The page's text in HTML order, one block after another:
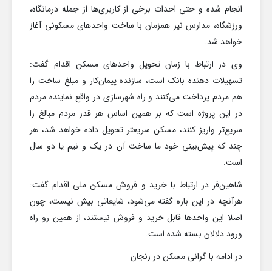
انجام شده و حتی احداث برخی از کاربری‌ها از جمله درمانگاه،
ورزشگاه، مدارس نیز همزمان با ساخت واحدهای مسکونی آغاز
خواهد شد.
وی در ارتباط با زمان تحویل واحدهای مسکن اقدام گفت:
تسهیلات دهنده بانک است، سازنده پیمان‌کار و مبلغ ساخت را
هم مردم پرداخت می‌کنند و راه شهرسازی در واقع نماینده مردم
در این پروژه است که بر همین اساس هر قدر مردم مبالغ را
سریع‌تر واریز کنند، مسکن سریعتر تحویل داده خواهد شد، هر
چند که پیش‌بینی خود ما ساخت آن در یک و نیم یا دو سال
است.
شاهین‌فر در ارتباط با خرید و فروش مسکن ملی اقدام گفت:
هرآنچه در این باره گفته می‌شود، شایعاتی بیش نیست، چون
اصلا این واحدها قابل خرید و فروش نیستند، از همین رو راه
ورود دلالان بسته شده است.
در ادامه با گرانی مسکن در زنجان